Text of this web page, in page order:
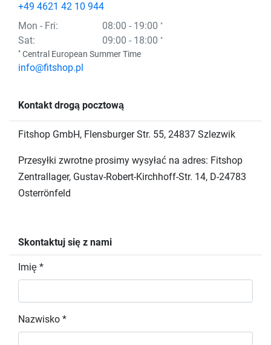
+49 4621 42 10 944
Mon - Fri: 08:00 - 19:00°
Sat: 09:00 - 18:00°
° Central European Summer Time
info@fitshop.pl
Kontakt drogą pocztową
Fitshop GmbH, Flensburger Str. 55, 24837 Szlezwik
Przesyłki zwrotne prosimy wysyłać na adres: Fitshop
Zentrallager, Gustav-Robert-Kirchhoff-Str. 14, D-24783
Osterrönfeld
Skontaktuj się z nami
Imię *
Nazwisko *